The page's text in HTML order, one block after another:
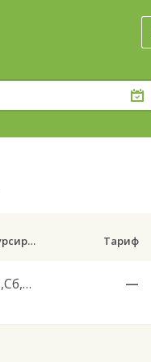
Дни курсирования Тариф
Ср,Пт,Сб,Вс —